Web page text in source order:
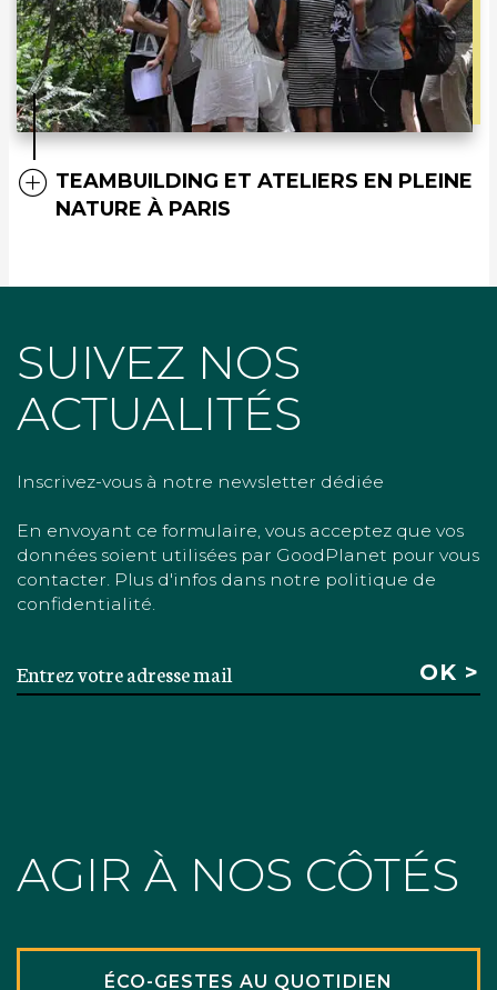
TEAMBUILDING ET ATELIERS EN PLEINE
NATURE À PARIS
SUIVEZ NOS
ACTUALITÉS
Inscrivez-vous à notre newsletter dédiée
En envoyant ce formulaire, vous acceptez que vos
données soient utilisées par GoodPlanet pour vous
contacter. Plus d'infos dans notre politique de
confidentialité.
AGIR À NOS CÔTÉS
ÉCO-GESTES AU QUOTIDIEN